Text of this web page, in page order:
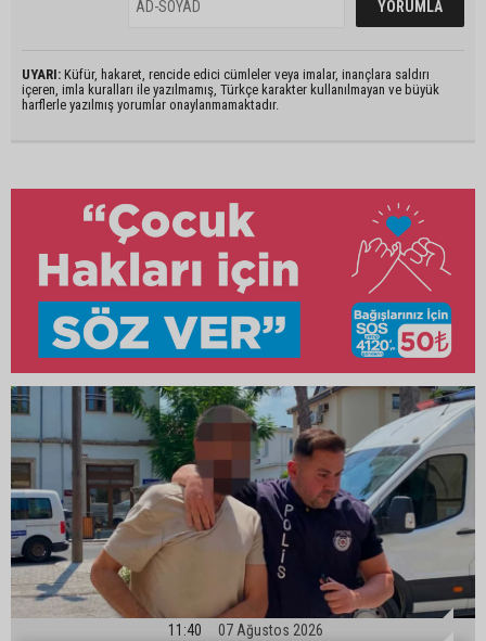
UYARI: Küfür, hakaret, rencide edici cümleler veya imalar, inançlara saldırı
içeren, imla kuralları ile yazılmamış, Türkçe karakter kullanılmayan ve büyük
harflerle yazılmış yorumlar onaylanmamaktadır.
11:40 07 Ağustos 2026